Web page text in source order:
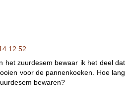
12:52
het zuurdesem bewaar ik het deel dat
voor de pannenkoeken. Hoe lang
bewaren?